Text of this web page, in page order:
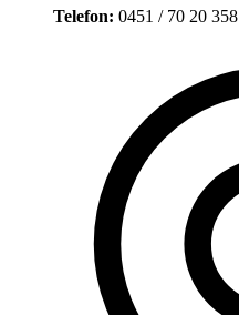
Telefon: 0451 / 70 20 358